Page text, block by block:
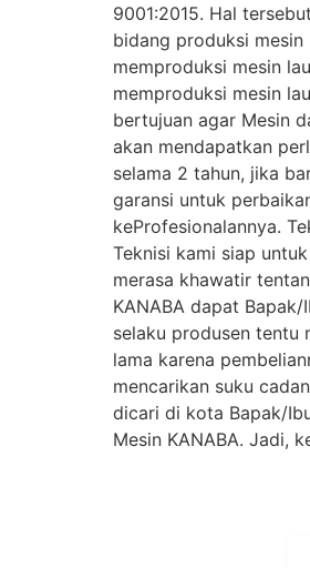
9001:2015. Hal
bidang produksi mesin
memproduksi mesin
memproduksi mesin
bertujuan agar Mesin
akan mendapatkan
selama 2 tahun, jika
garansi untuk
keProfesionalannya.
Teknisi kami siap
merasa khawatir
KANABA dapat
selaku produsen tentu
lama karena
mencarikan suku
dicari di kota Bapak/
Mesin KANABA. Jadi,